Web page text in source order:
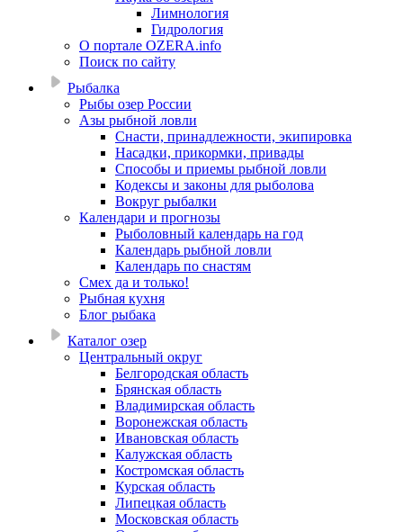
Лимнология
Гидрология
О портале OZERA.info
Поиск по сайту
Рыбалка
Рыбы озер России
Азы рыбной ловли
Снасти, принадлежности, экипировка
Насадки, прикормки, привады
Способы и приемы рыбной ловли
Кодексы и законы для рыболова
Вокруг рыбалки
Календари и прогнозы
Рыболовный календарь на год
Календарь рыбной ловли
Календарь по снастям
Смех да и только!
Рыбная кухня
Блог рыбака
Каталог озер
Центральный округ
Белгородская область
Брянская область
Владимирская область
Воронежская область
Ивановская область
Калужская область
Костромская область
Курская область
Липецкая область
Московская область